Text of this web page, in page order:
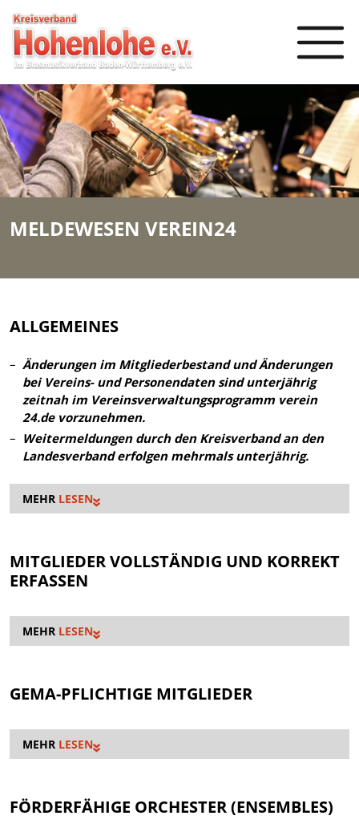
MELDEWESEN VEREIN24
ALLGEMEINES
Änderungen im Mitgliederbestand und Änderungen
bei Vereins- und Personendaten sind unterjährig
zeitnah im Vereinsverwaltungsprogramm verein
24.de vorzunehmen.
Weitermeldungen durch den Kreisverband an den
Landesverband erfolgen mehrmals unterjährig.
LESEN
MITGLIEDER VOLLSTÄNDIG UND KORREKT
ERFASSEN
LESEN
GEMA-PFLICHTIGE MITGLIEDER
LESEN
FÖRDERFÄHIGE ORCHESTER (ENSEMBLES)